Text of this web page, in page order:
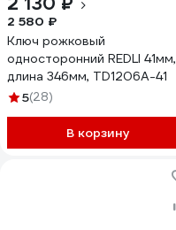
2 580 ₽
Ключ рожковый
односторонний REDLI 41мм,
длина 346мм, TD1206A-41
5(28)
В корзину